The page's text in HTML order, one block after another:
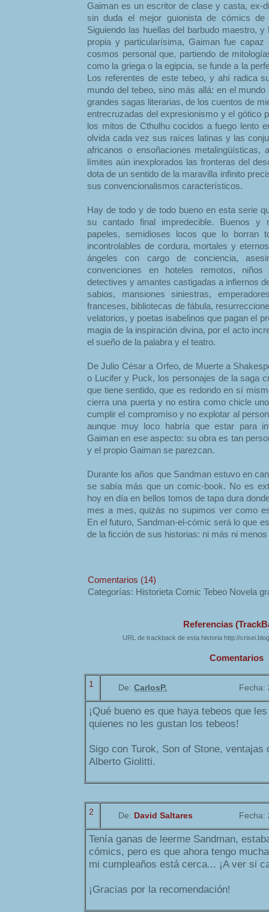
Gaiman es un escritor de clase y casta, ex-
sin duda el mejor guionista de cómics de
Siguiendo las huellas del barbudo maestro,
propia y particularísima, Gaiman fue
cosmos personal que, partiendo de
como la griega o la egipcia, se funde a la
Los referentes de este tebeo, y ahí radica
mundo del tebeo, sino más allá: en el
grandes sagas literarias, de los cuentos de
entrecruzadas del expresionismo y el gótico
los mitos de Cthulhu cocidos a fuego lento
olvida cada vez sus raíces latinas y las
africanos o ensoñaciones metalingüísticas,
límites aún inexplorados las fronteras del
dota de un sentido de la maravilla infinito
sus convencionalismos característicos.
Hay de todo y de todo bueno en esta serie
su cantado final impredecible. Buenos y
papeles, semidioses locos que lo borran
incontrolables de cordura, mortales y
ángeles con cargo de conciencia,
convenciones en hoteles remotos,
detectives y amantes castigadas a infiernos
sabios, mansiones siniestras,
franceses, bibliotecas de fábula,
velatorios, y poetas isabelinos que pagan el
magia de la inspiración divina, por el acto
el sueño de la palabra y el teatro.
De Julio César a Orfeo, de Muerte a
o Lucifer y Puck, los personajes de la saga
que tiene sentido, que es redondo en sí
cierra una puerta y no estira como chicle
cumplir el compromiso y no explotar al
aunque muy loco habría que estar para
Gaiman en ese aspecto: su obra es tan
y el propio Gaiman se parezcan.
Durante los años que Sandman estuvo en
se sabía más que un comic-book. No es
hoy en día en bellos tomos de tapa dura
mes a mes, quizás no supimos ver como
En el futuro, Sandman-el-cómic será lo que
de la ficción de sus historias: ni más ni
Comentarios (14)
Categorías: Historieta Comic Tebeo Novela
Referencias
URL de trackback de esta historia http://
Comentarios
1 De: CarlosP. Fecha:
¡Qué bueno es que haya tebeos que
quienes no les gustan los tebeos!
Sigo con Turok, Son of Stone, ventajas
Alberto Giolitti.
2 De: David Saltares Fecha:
Tenía ganas de leerme Sandman,
cómics, pero es que ahora tengo
mi cumpleaños está cerca... ¡A ver si
¡Gracias por la recomendación!